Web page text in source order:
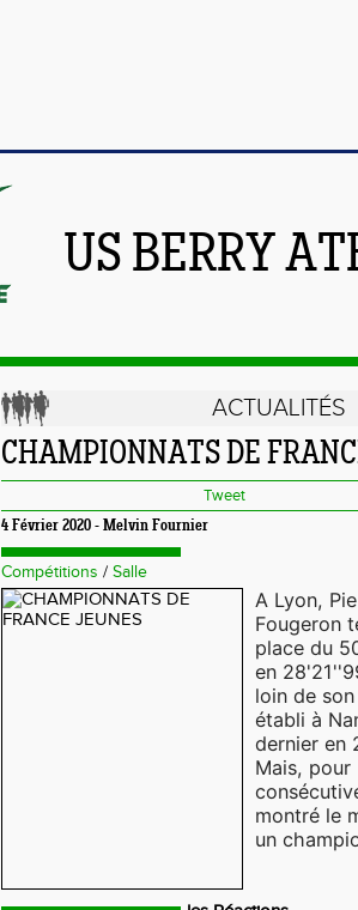
US BERRY
ACTUALITÉS
CHAMPIONNATS DE
Tweet
4 Février 2020 - Melvin Fournier
Compétitions / Salle
A Lyon,
Fougeron
place du
en
loin de
établi à
dernier en
Mais, pour
montré le
un